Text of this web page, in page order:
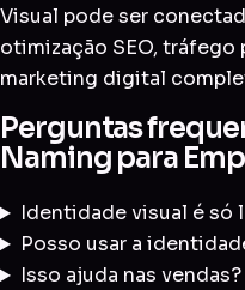
Visual pode ser
otimização SEO, tráfego
marketing digital
Perguntas
Naming para
Identidade visual é só
Posso usar a
Isso ajuda nas vendas?